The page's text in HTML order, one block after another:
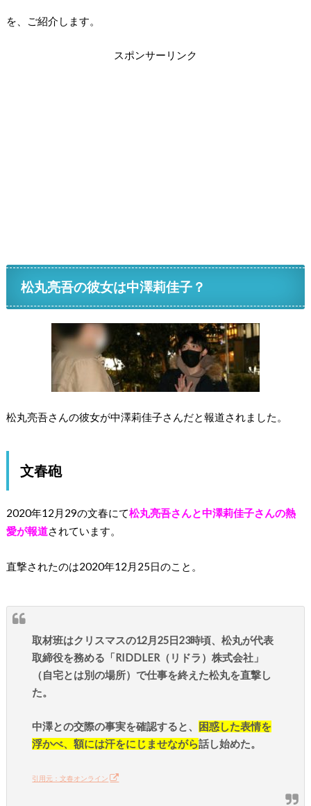
を、ご紹介します。
スポンサーリンク
松丸亮吾の彼女は中澤莉佳子？
松丸亮吾さんの彼女が中澤莉佳子さんだと報道されました。
文春砲
2020年12月29の文春にて松丸亮吾さんと中澤莉佳子さんの熱
愛が報道されています。
直撃されたのは2020年12月25日のこと。
取材班はクリスマスの12月25日23時頃、松丸が代表
取締役を務める「RIDDLER（リドラ）株式会社」
（自宅とは別の場所）で仕事を終えた松丸を直撃し
た。
中澤との交際の事実を確認すると、
困惑した表情を
浮かべ、額には汗をにじませながら話し始めた。
引用元：文春オンライン